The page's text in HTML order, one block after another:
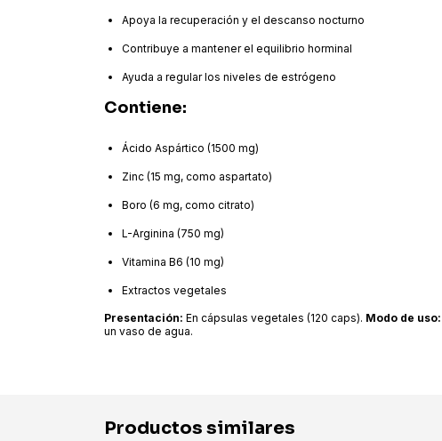
Apoya la recuperación y el descanso nocturno
Contribuye a mantener el equilibrio horminal
Ayuda a regular los niveles de estrógeno
Contiene:
Ácido Aspártico (1500 mg)
Zinc (15 mg, como aspartato)
Boro (6 mg, como citrato)
L-Arginina (750 mg)
Vitamina B6 (10 mg)
Extractos vegetales
Presentación: En cápsulas vegetales (120 caps). Modo de uso:
un vaso de agua.
Productos similares